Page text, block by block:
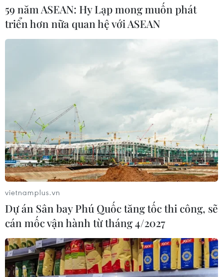
Đức điều tra vụ UAV gắn thuốc nổ
Bất ổn địa chính trị kìm hãm tăng
trưởng Eurozone
05/08/2026 22:59
Tổng thống Nga thay đổi vị
trí các chỉ huy tại mặt trận Ukraine
05/08/2026 15:26
Đâm dao ở trung tâm London, một
nữ nghi phạm bị bắt giữ
05/08/2026 15:07
59 năm ASEAN: Hy Lạp mong muốn phát
triển hơn nữa quan hệ với ASEAN
vietnamplus.vn
Dự án Sân bay Phú Quốc tăng tốc thi công, sẽ
cán mốc vận hành từ tháng 4/2027